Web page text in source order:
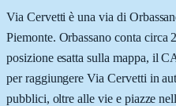
Via Cervetti è una via di
Piemonte. Orbassano conta
posizione esatta sulla mappa, il
per raggiungere Via Cervetti in
pubblici, oltre alle vie e piazze